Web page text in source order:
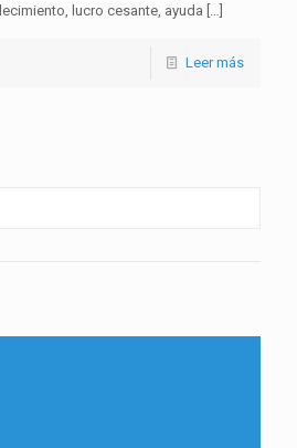
lucro cesante, ayuda
Leer más